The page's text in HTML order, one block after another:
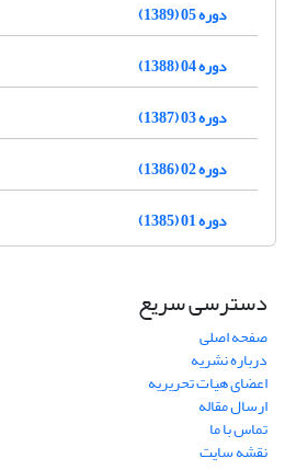
دوره 05 (1389)
دوره 04 (1388)
دوره 03 (1387)
دوره 02 (1386)
دوره 01 (1385)
دسترسی سریع
صفحه اصلی
درباره نشریه
اعضای هیات تحریریه
ارسال مقاله
تماس با ما
نقشه سایت